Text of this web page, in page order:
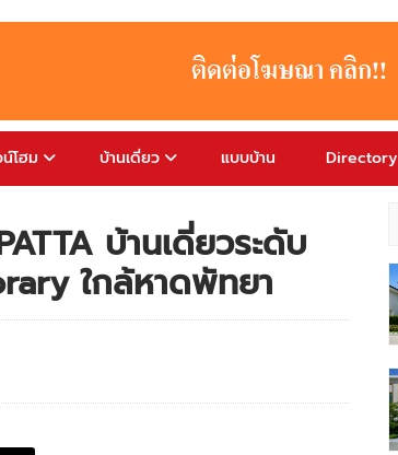
โฮม บ้านเดี่ยว แบบบ้าน Directory
บ้านเดี่ยวระดับ
ใกล้หาดพัทยา